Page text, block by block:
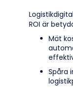
ROI är
Mät
Spåra